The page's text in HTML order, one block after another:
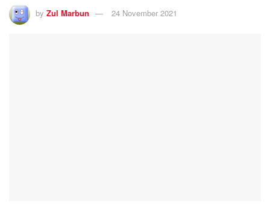
by Zul Marbun 24 November 2021